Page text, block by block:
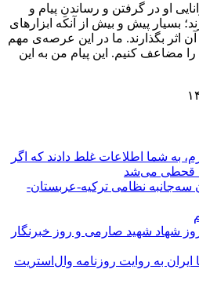
او در گرفتن و رساندنِ پیام و
بسیار پیش و بیش از آنکه ابزارهای
اثر بگذارند. ما در این عرصه‌ی مهم
را مضاعف کنیم. این پیام من به این
به شما اطلاعات غلط دادند که اگر
قحطی می‌شد
سه‌جانبه نظامی ترکیه-عربستان-
شهاد شهید صارمی و روز خبرنگار
به روایت روزنامه وال‌استریت